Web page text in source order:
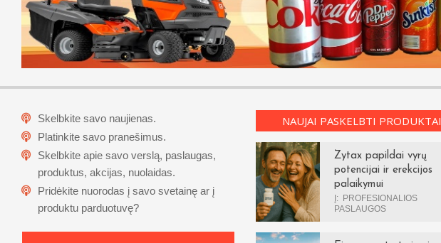
Skelbkite savo naujienas.
Platinkite savo pranešimus.
Skelbkite apie savo verslą, paslaugas,
produktus, akcijas, nuolaidas.
Pridėkite nuorodas į savo svetainę ar į
produktu parduotuvę?
NAUJAI PASKELBTI PRODUKTAI
Zytax papildai vyrų
potencijai ir erekcijos
palaikymui
Į:
PROFESIONALIOS
PASLAUGOS